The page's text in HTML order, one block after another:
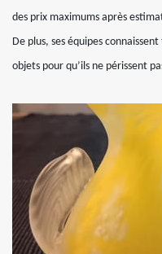
des prix maximums après
De plus, ses équipes
objets pour qu’ils ne périssent